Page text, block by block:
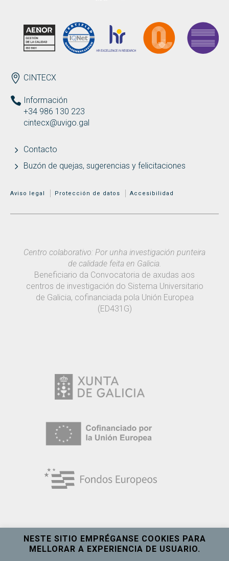
ENDEREZO ES
CINTECX
Información
+34 986 130 223
cintecx@uvigo.gal
Contacto
Buzón de quejas, sugerencias y felicitaciones
MENÚ ADICIONAL
Aviso legal Protección de datos Accesibilidad
Centro colaborativo: Por unha investigación punteira
de calidade feita en Galicia.
Beneficiario da Convocatoria de axudas aos
centros de investigación do Sistema Universitario
de Galicia, cofinanciada pola Unión Europea
(ED431G)
NESTE SITIO EMPRÉGANSE COOKIES PARA
MELLORAR A EXPERIENCIA DE USUARIO.